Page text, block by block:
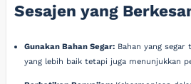
Sesajen yang
Gunakan Bahan Segar:Bahan yang segar
yang lebih baik tetapi juga menunjukkan